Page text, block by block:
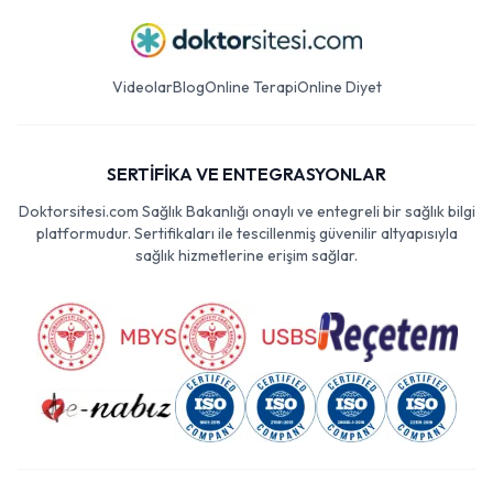
VideolarBlogOnline TerapiOnline Diyet
SERTİFİKA VE ENTEGRASYONLAR
Doktorsitesi.com Sağlık Bakanlığı onaylı ve entegreli bir sağlık bilgi
platformudur. Sertifikaları ile tescillenmiş güvenilir altyapısıyla
sağlık hizmetlerine erişim sağlar.